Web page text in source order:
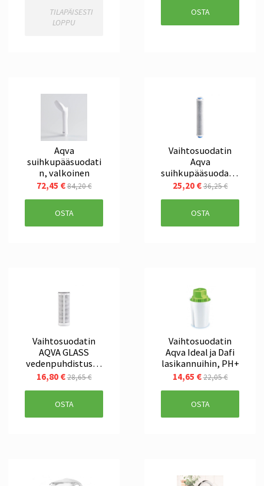
TILAPÄISESTI
LOPPU
OSTA
Aqva
suihkupääsuodati
n, valkoinen
72,45 €84,20 €
OSTA
Vaihtosuodatin
Aqva
suihkupääsuodatti
meen
25,20 €36,25 €
OSTA
Vaihtosuodatin
AQVA GLASS
vedenpuhdistuska
nnuun
16,80 €28,65 €
OSTA
Vaihtosuodatin
Aqva Ideal ja Dafi
lasikannuihin, PH+
14,65 €22,05 €
OSTA